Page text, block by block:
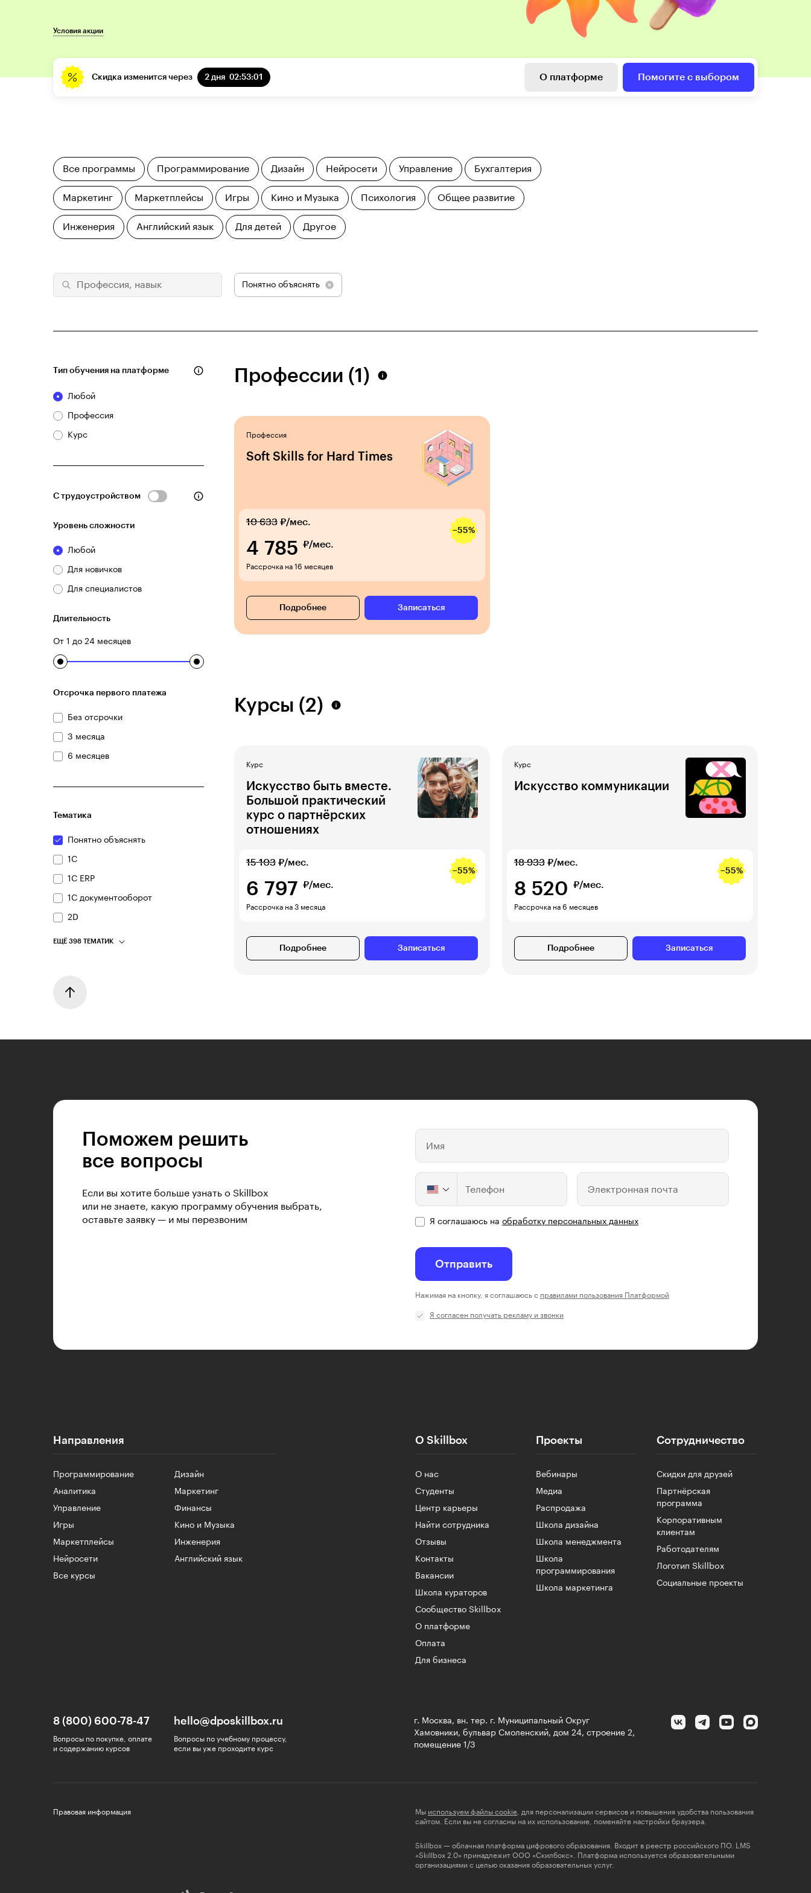
Скидка изменится через 2 дня 02:53:00 О платформе Помогите с выбором
Условия акции
Все программы Программирование Дизайн Нейросети Управление Бухгалтерия
Маркетинг Маркетплейсы Игры Кино и Музыка Психология Общее развитие
Инженерия Английский язык Для детей Другое
Понятно объяснять
Тип обучения на платформе
Любой
Профессия
Курс
С трудоустройством
Уровень сложности
Любой
Для новичков
Для специалистов
Длительность
От 1 до 24 месяцев
Отсрочка первого платежа
Без отсрочки
3 месяца
6 месяцев
Тематика
Понятно объяснять
1С
1С ERP
1С документооборот
2D
ЕЩЁ 398 ТЕМАТИК
Профессии (1)
Профессия
Soft Skills for Hard Times
10 633 ₽/мес.
−55%
4 785 ₽/мес.
Рассрочка на 16 месяцев
Подробнее Записаться
Курсы (2)
Курс
Искусство быть вместе.
Большой практический
курс о партнёрских
отношениях
15 103 ₽/мес.
−55%
6 797 ₽/мес.
Рассрочка на 3 месяца
Подробнее Записаться
Курс
Искусство коммуникации
18 933 ₽/мес.
−55%
8 520 ₽/мес.
Рассрочка на 6 месяцев
Подробнее Записаться
Поможем решить
все вопросы
Если вы хотите больше узнать о Skillbox
или не знаете, какую программу обучения выбрать,
оставьте заявку — и мы перезвоним
Имя
Телефон Электронная почта
Я соглашаюсь на обработку персональных данных
Отправить
Нажимая на кнопку, я соглашаюсь с правилами пользования Платформой
Я согласен получать рекламу и звонки
Направления
Программирование
Дизайн
Аналитика
Маркетинг
Управление
Финансы
Игры
Кино и Музыка
Маркетплейсы
Инженерия
Нейросети
Английский язык
Все курсы
О Skillbox
О нас
Студенты
Центр карьеры
Найти сотрудника
Отзывы
Контакты
Вакансии
Школа кураторов
Сообщество Skillbox
О платформе
Оплата
Для бизнеса
Проекты
Вебинары
Медиа
Распродажа
Школа дизайна
Школа менеджмента
Школа
программирования
Школа маркетинга
Сотрудничество
Скидки для друзей
Партнёрская
программа
Корпоративным
клиентам
Работодателям
Логотип Skillbox
Социальные проекты
8 (800) 600-78-47
Вопросы по покупке, оплате
и содержанию курсов
hello@dposkillbox.ru
Вопросы по учебному процессу,
если вы уже проходите курс
г. Москва, вн. тер. г. Муниципальный Округ
Хамовники, бульвар Смоленский, дом 24, строение 2,
помещение 1/3
Правовая информация Мы используем файлы cookie , для персонализации сервисов и повышения удобства пользования
сайтом. Если вы не согласны на их использование, поменяйте настройки браузера.
Skillbox — облачная платформа цифрового образования. Входит в реестр российского ПО. LMS
«Skillbox 2.0» принадлежит ООО «Скилбокс». Платформа используется образовательными
организациями с целью оказания образовательных услуг.